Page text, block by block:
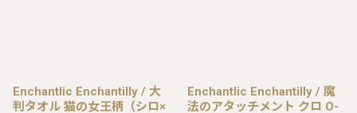
Enchantlic Enchantilly / 大
判タオル 猫の女王柄（シロ×
Enchantlic Enchantilly / 魔
法のアタッチメント クロ O-